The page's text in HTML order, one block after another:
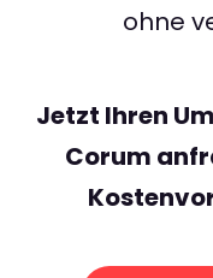
ohne
Jetzt Ihren
Corum